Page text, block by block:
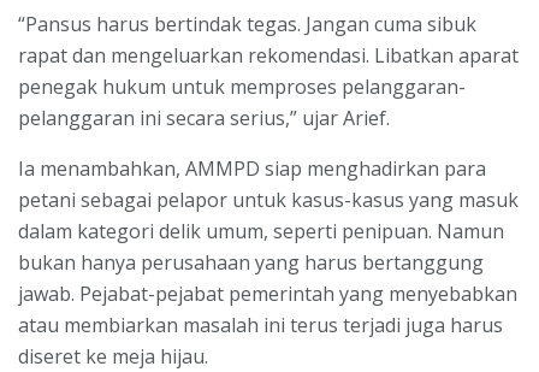
“Pansus harus bertindak tegas. Jangan cuma sibuk
rapat dan mengeluarkan rekomendasi. Libatkan aparat
penegak hukum untuk memproses pelanggaran-
pelanggaran ini secara serius,” ujar Arief.
Ia menambahkan, AMMPD siap menghadirkan para
petani sebagai pelapor untuk kasus-kasus yang masuk
dalam kategori delik umum, seperti penipuan. Namun
bukan hanya perusahaan yang harus bertanggung
jawab. Pejabat-pejabat pemerintah yang menyebabkan
atau membiarkan masalah ini terus terjadi juga harus
diseret ke meja hijau.